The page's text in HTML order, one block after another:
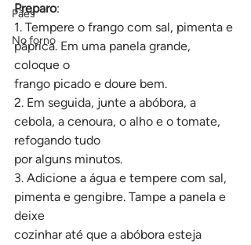
Pães
No forno
Preparo:
1. Tempere o frango com sal, pimenta e
páprica. Em uma panela grande,
coloque o
frango picado e doure bem.
2. Em seguida, junte a abóbora, a
cebola, a cenoura, o alho e o tomate,
refogando tudo
por alguns minutos.
3. Adicione a água e tempere com sal,
pimenta e gengibre. Tampe a panela e
deixe
cozinhar até que a abóbora esteja